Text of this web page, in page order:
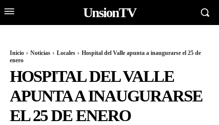
UnsionTV
Inicio Noticias Locales
Hospital del Valle apunta a inaugurarse el 25 de
enero
HOSPITAL DEL VALLE
APUNTA A INAUGURARSE
EL 25 DE ENERO